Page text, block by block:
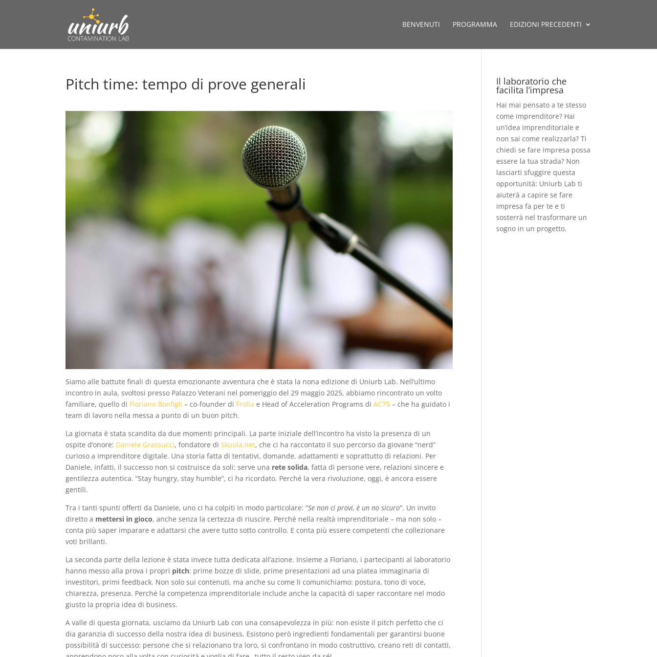
BENVENUTI PROGRAMMA EDIZIONI PRECEDENTI
Pitch time: tempo di prove generali
Siamo alle battute finali di questa emozionante avventura che è stata la nona edizione di Uniurb Lab. Nell’ultimo
incontro in aula, svoltosi presso Palazzo Veterani nel pomeriggio del 29 maggio 2025, abbiamo rincontrato un volto
familiare, quello di Floriano Bonfigli – co-founder di Frolla e Head of Acceleration Programs diAC75 – che ha guidato i
team di lavoro nella messa a punto di un buon pitch.
La giornata è stata scandita da due momenti principali. La parte iniziale dell’incontro ha visto la presenza di un
ospite d’onore: Daniele Grassucci, fondatore diSkuola.net, che ci ha raccontato il suo percorso da giovane “nerd”
curioso a imprenditore digitale. Una storia fatta di tentativi, domande, adattamenti e soprattutto di relazioni. Per
Daniele, infatti, il successo non si costruisce da soli: serve una rete solida, fatta di persone vere, relazioni sincere e
gentilezza autentica. “Stay hungry, stay humble”, ci ha ricordato. Perché la vera rivoluzione, oggi, è ancora essere
gentili.
Tra i tanti spunti offerti da Daniele, uno ci ha colpiti in modo particolare: “Se non ci provi, è un no sicuro”. Un invito
diretto a mettersi in gioco, anche senza la certezza di riuscire. Perché nella realtà imprenditoriale – ma non solo –
conta più saper imparare e adattarsi che avere tutto sotto controllo. E conta più essere competenti che collezionare
voti brillanti.
La seconda parte della lezione è stata invece tutta dedicata all’azione. Insieme a Floriano, i partecipanti al laboratorio
hanno messo alla prova i propri pitch: prime bozze di slide, prime presentazioni ad una platea immaginaria di
investitori, primi feedback. Non solo sui contenuti, ma anche su come li comunichiamo: postura, tono di voce,
chiarezza, presenza. Perché la competenza imprenditoriale include anche la capacità di saper raccontare nel modo
giusto la propria idea di business.
A valle di questa giornata, usciamo da Uniurb Lab con una consapevolezza in più: non esiste il pitch perfetto che ci
dia garanzia di successo della nostra idea di business. Esistono però ingredienti fondamentali per garantirsi buone
possibilità di successo: persone che si relazionano tra loro, si confrontano in modo costruttivo, creano reti di contatti,
Il laboratorio che
facilita l’impresa
Hai mai pensato a te stesso
come imprenditore? Hai
un’idea imprenditoriale e
non sai come realizzarla? Ti
chiedi se fare impresa possa
essere la tua strada? Non
lasciarti sfuggire questa
opportunità: Uniurb Lab ti
aiuterà a capire se fare
impresa fa per te e ti
sosterrà nel trasformare un
sogno in un progetto.